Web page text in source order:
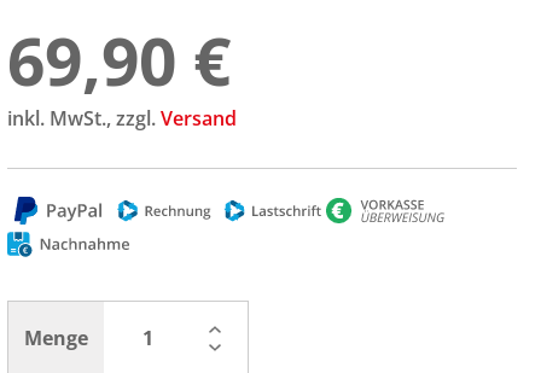
69,90 €
inkl. MwSt., zzgl.Versand
Menge